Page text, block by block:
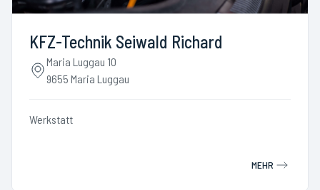
KFZ-Technik Seiwald Richard
Maria Luggau 10
9655 Maria Luggau
Werkstatt
MEHR